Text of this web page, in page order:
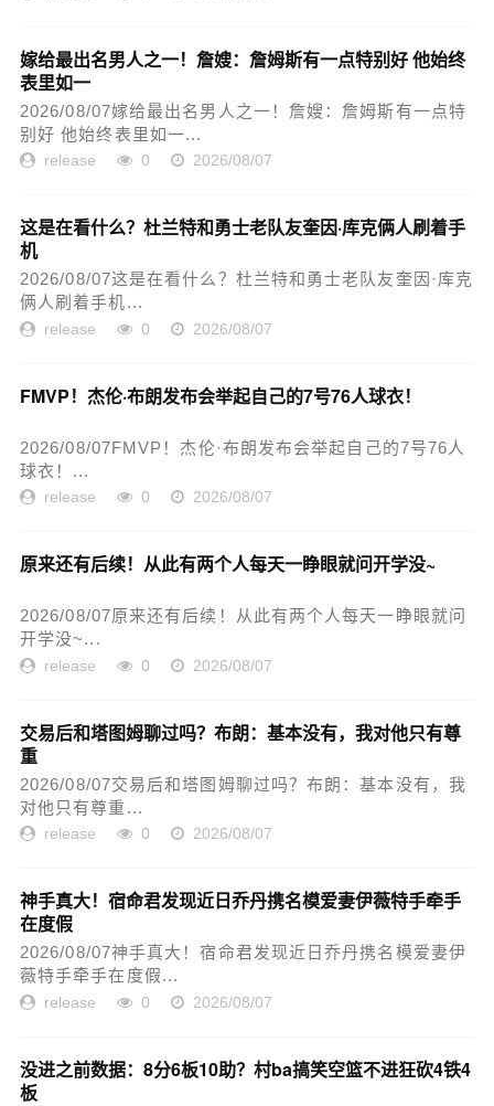
嫁给最出名男人之一！詹嫂：詹姆斯有一点特别好 他始终
表里如一
2026/08/07嫁给最出名男人之一！詹嫂：詹姆斯有一点特
别好 他始终表里如一...
release 0 2026/08/07
这是在看什么？杜兰特和勇士老队友奎因·库克俩人刷着手
机
2026/08/07这是在看什么？杜兰特和勇士老队友奎因·库克
俩人刷着手机...
release 0 2026/08/07
FMVP！杰伦·布朗发布会举起自己的7号76人球衣！
2026/08/07FMVP！杰伦·布朗发布会举起自己的7号76人
球衣！...
release 0 2026/08/07
原来还有后续！从此有两个人每天一睁眼就问开学没~
2026/08/07原来还有后续！从此有两个人每天一睁眼就问
开学没~...
release 0 2026/08/07
交易后和塔图姆聊过吗？布朗：基本没有，我对他只有尊
重
2026/08/07交易后和塔图姆聊过吗？布朗：基本没有，我
对他只有尊重...
release 0 2026/08/07
神手真大！宿命君发现近日乔丹携名模爱妻伊薇特手牵手
在度假
2026/08/07神手真大！宿命君发现近日乔丹携名模爱妻伊
薇特手牵手在度假...
release 0 2026/08/07
没进之前数据：8分6板10助？村ba搞笑空篮不进狂砍4铁4
板